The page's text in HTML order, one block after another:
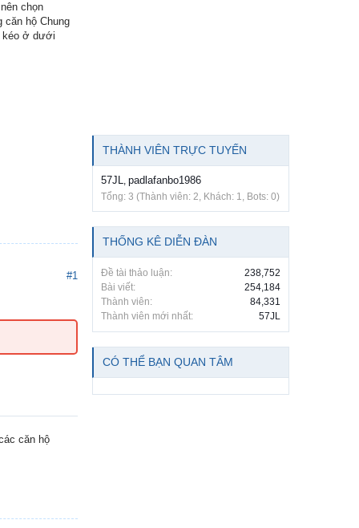
chọn
hộ Chung
kéo ở dưới
#1
căn hộ
THÀNH VIÊN TRỰC TUYẾN
57JL, padlafanbo1986
Tổng: 3 (Thành viên: 2, Khách: 1, Bots: 0)
THỐNG KÊ DIỄN ĐÀN
Đề tài thảo luận:
238,752
Bài viết:
254,184
Thành viên:
84,331
Thành viên mới nhất:
57JL
CÓ THỂ BẠN QUAN TÂM